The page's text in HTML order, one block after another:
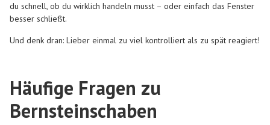
du schnell, ob du wirklich handeln musst – oder einfach das Fenster
besser schließt.
Und denk dran: Lieber einmal zu viel kontrolliert als zu spät reagiert!
Häufige Fragen zu
Bernsteinschaben